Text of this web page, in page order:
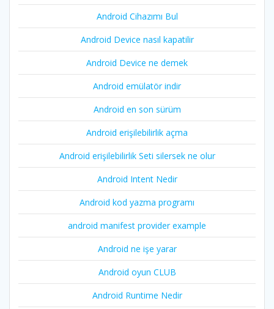
Android Cihazımı Bul
Android Device nasıl kapatilir
Android Device ne demek
Android emülatör indir
Android en son sürüm
Android erişilebilirlik açma
Android erişilebilirlik Seti silersek ne olur
Android Intent Nedir
Android kod yazma programı
android manifest provider example
Android ne işe yarar
Android oyun CLUB
Android Runtime Nedir